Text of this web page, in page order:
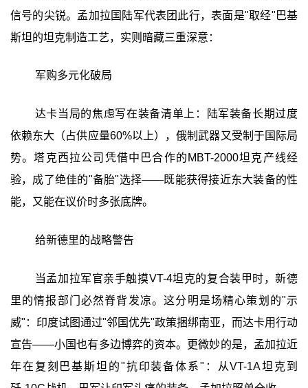
信号的尖锐。孟加拉国陆军代表团此行，表面是"取经"巴基
斯坦的坦克制造工艺，实则暗藏三重深意：
军购多元化破局
达卡当局的焦虑写在装备清单上：陆军装备长期过度
依赖东大（占供应量60%以上），俄制武器又受制于国际局
势。塔克西拉公司凭借中巴合作的MBT-2000坦克产线经
验，成了绝佳的"备胎"选择——既能获得接近东大装备的性
能，又能在议价时多张底牌。
给新德里的战略警告
当孟加拉军官亲手触摸VT-4坦克的复合装甲时，新德
里的情报部门必然脊背发凉。这分明是场精心策划的"示
威"：印度试图通过"邻国优先"政策捆绑南亚，而达卡用行动
宣告——小国也有多边博弈的资本。更微妙的是，孟加拉近
年在复刻巴基斯坦的"抗印装备体系"：从VT-1A坦克到